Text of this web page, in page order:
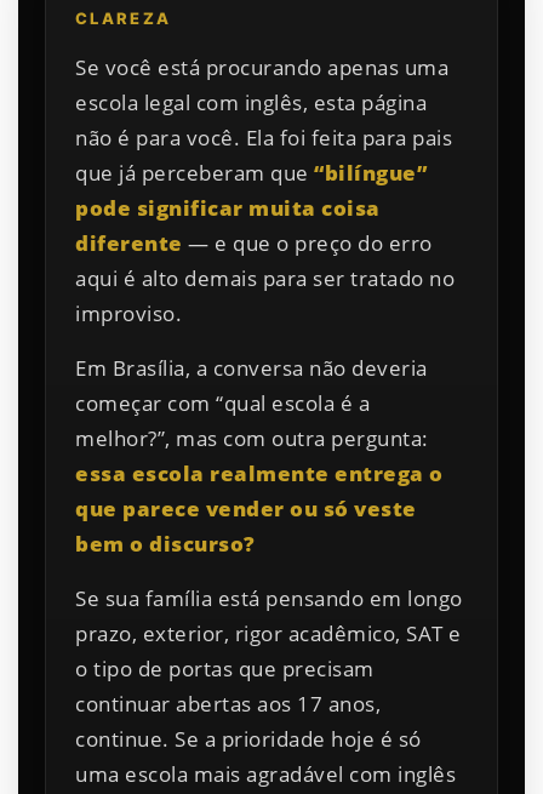
CLAREZA
Se você está procurando apenas uma
escola legal com inglês, esta página
não é para você. Ela foi feita para pais
que já perceberam que“bilíngue”
pode significar muita coisa
diferente — e que o preço do erro
aqui é alto demais para ser tratado no
improviso.
Em Brasília, a conversa não deveria
começar com “qual escola é a
melhor?”, mas com outra pergunta:
essa escola realmente entrega o
que parece vender ou só veste
bem o discurso?
Se sua família está pensando em longo
prazo, exterior, rigor acadêmico, SAT e
o tipo de portas que precisam
continuar abertas aos 17 anos,
continue. Se a prioridade hoje é só
uma escola mais agradável com inglês